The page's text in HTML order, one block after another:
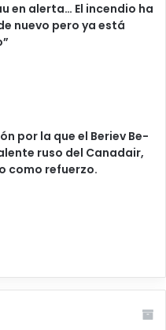
en alerta… El incendio ha
nuevo pero ya está
por la que el Beriev Be-
ruso del Canadair,
como refuerzo.